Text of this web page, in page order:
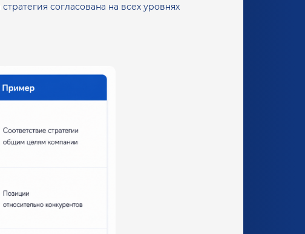
согласована на всех уровнях